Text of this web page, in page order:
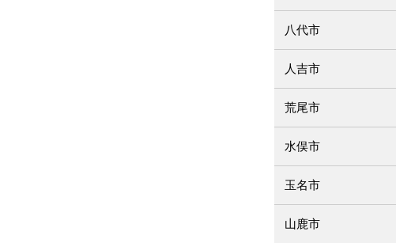
八代市
人吉市
荒尾市
水俣市
玉名市
山鹿市